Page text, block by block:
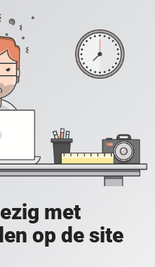
met
op de site